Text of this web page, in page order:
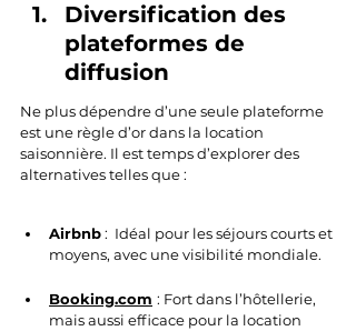
Diversification des
plateformes de
diffusion
Ne plus dépendre d’une seule plateforme
est une règle d’or dans la location
saisonnière. Il est temps d’explorer des
alternatives telles que :
Airbnb :  Idéal pour les séjours courts et
moyens, avec une visibilité mondiale.
Booking.com : Fort dans l’hôtellerie,
mais aussi efficace pour la location